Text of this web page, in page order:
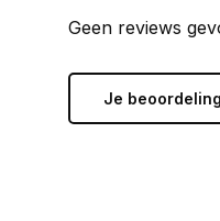
Geen reviews
Je